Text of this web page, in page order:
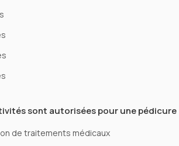
sont autorisées pour une
de traitements médicaux